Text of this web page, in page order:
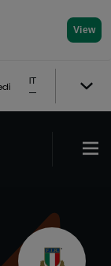
View
IT